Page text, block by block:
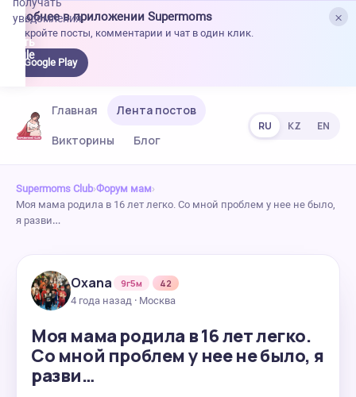
×
Удобнее в приложении Supermoms
Откройте посты, комментарии и чат в один клик.
Google Play
уведомления.
Главная
Лента постов
Викторины
Блог
RU KZ EN
Supermoms Club›Форум мам›
Моя мама родила в 16 лет легко. Со мной проблем у нее не было,
я разви…
Oxana 9г5м
42
4 года назад · Москва
Моя мама родила в 16 лет легко.
Со мной проблем у нее не было, я
разви…